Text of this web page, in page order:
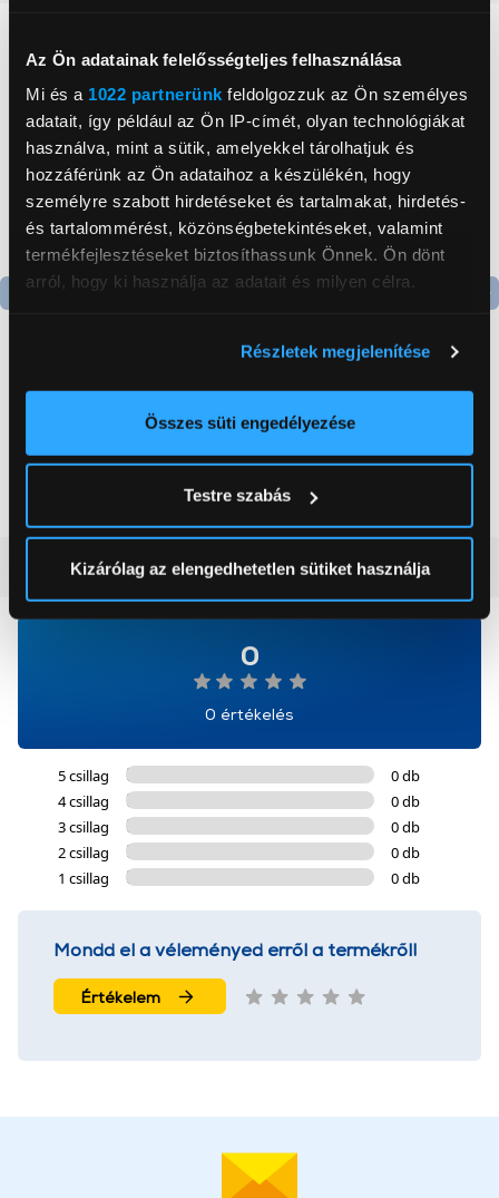
Az Ön adatainak felelősségteljes felhasználása
Mi és a 1022 partnerünk feldolgozzuk az Ön személyes
adatait, így például az Ön IP-címét, olyan technológiákat
használva, mint a sütik, amelyekkel tárolhatjuk és
hozzáférünk az Ön adataihoz a készülékén, hogy
személyre szabott hirdetéseket és tartalmakat, hirdetés-
és tartalommérést, közönségbetekintéseket, valamint
termékfejlesztéseket biztosíthassunk Önnek. Ön dönt
arról, hogy ki használja az adatait és milyen célra.
elhelyezkedéséről pár méteres pontossággal
Az Ön készülékén beazonosítása annak konkrét
módjairól és adja meg preferenciáit aRészletek
pontban. Bármikor módosíthatja vagy visszavonhatja a
Sütinyilatkozathoz való hozzájárulását.
cookie-k személyazonosítására nem alkalmasak,
szolgáltatásaink biztosításához szükségesek. Az oldal
használatával Ön elfogadja a cookie-k használatát.
Részletek megjelenítése
Összes süti engedélyezése
Testre szabás
Kizárólag az elengedhetetlen sütiket használja
by side hűtőszekrény
Alulfagyasztós
Vásárlói vélemények(0)
0
0 értékelés
5 csillag
0 db
4 csillag
0 db
3 csillag
0 db
2 csillag
0 db
1 csillag
0 db
Mondd el a véleményed erről a termékről!
Értékelem